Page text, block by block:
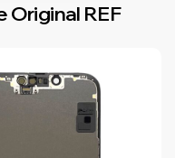
Original REF